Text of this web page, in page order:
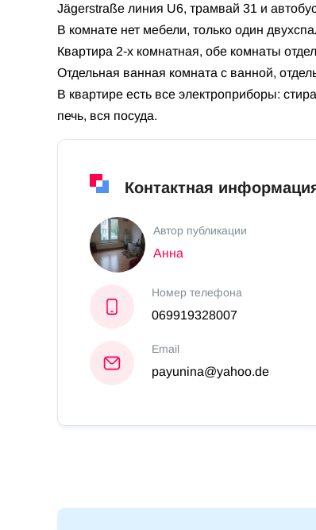
Jägerstraße линия U6, трамвай 31 и
В комнате нет мебели, только один
Квартира 2-х комнатная, обе комнаты
Отдельная ванная комната с ванной,
В квартире есть все электроприборы:
печь, вся посуда.
Контактная
Автор публикации
Анна
Номер телефона
069919328007
Email
payunina@yahoo.de